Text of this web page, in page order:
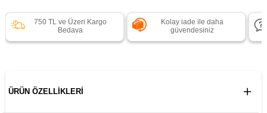
750 TL ve Üzeri Kargo
Bedava
Kolay iade ile daha
güvendesiniz
ÜRÜN ÖZELLIKLERI